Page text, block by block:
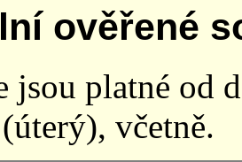
ověřené
jsou platné od
včetně.